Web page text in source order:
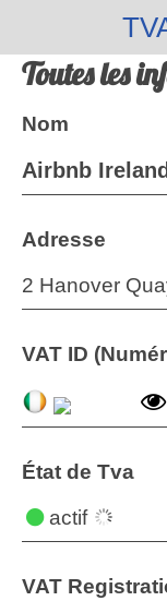
Toutes les
Nom
Airbnb
Adresse
2 Hanover
VAT ID
État de Tva
actif
VAT